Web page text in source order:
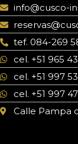
info@cusco-
tef. 084-269
cel. +51 965
cel. +51 997
cel. +51 997
Calle Pampa